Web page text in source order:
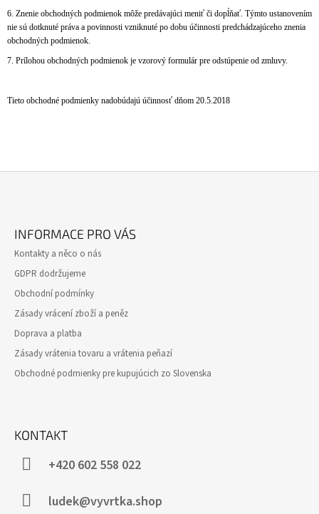
6. Znenie obchodných podmienok môže predávajúci meniť či dopĺňať. Týmto ustanovením
nie sú dotknuté práva a povinnosti vzniknuté po dobu účinnosti predchádzajúceho znenia
obchodných podmienok.
7. Prílohou obchodných podmienok je vzorový formulár pre odstúpenie od zmluvy.
Tieto obchodné podmienky nadobúdajú účinnosť dňom 20.5.2018
INFORMACE PRO VÁS
Kontakty a něco o nás
GDPR dodržujeme
Obchodní podmínky
Zásady vrácení zboží a peněz
Doprava a platba
Zásady vrátenia tovaru a vrátenia peňazí
Obchodné podmienky pre kupujúcich zo Slovenska
KONTAKT
+420 602 558 022
ludek@vyvrtka.shop